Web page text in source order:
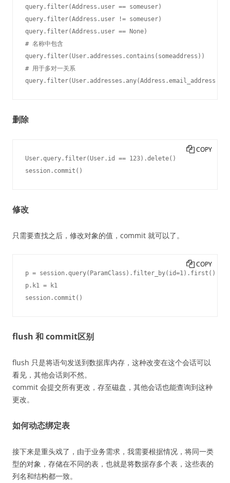
query.filter(Address.user == someuser)
query.filter(Address.user != someuser)
query.filter(Address.user == None)
# 名称中包含
query.filter(User.addresses.contains(someaddress))
# 用于多对一关系
删除
User.query.filter(User.id == 123).delete()
COPY
修改
只需要查找之后，修改对象的值，commit 就可以了。
p = session.query(ParamClass).filter_by(id=1).first()
p.k1 = k1
COPY
flush 和 commit区别
flush 只是将语句发送到数据库内存，这种改变在这个会话可以
看见，其他会话则不然。
commit 会提交所有更改，存至磁盘，其他会话也能查询到这种
更改。
如何动态绑定表
接下来是重头戏了，由于业务需求，我需要根据情况，将同一类
型的对象，存储在不同的表，也就是将数据存多个表，这些表的
列名和结构都一致。